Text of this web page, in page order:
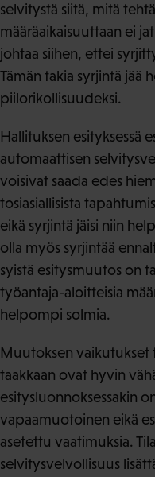
selvitystä siitä, mitä
määräaikaisuuttaan ei
johtaa siihen, ettei
Tämän takia syrjintä jää
piilorikollisuudeksi.
Hallituksen esityksessä
automaattisen
voisivat saada edes
tosiasiallisista
eikä syrjintä jäisi niin
olla myös syrjintää
syistä esitysmuutos on
työantaja-aloitteisia
helpompi solmia.
Muutoksen vaikutukset
taakkaan ovat hyvin
esitysluonnoksessakin
vapaamuotoinen eikä
asetettu vaatimuksia.
selvitysvelvollisuus